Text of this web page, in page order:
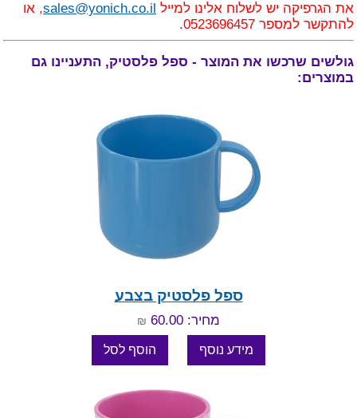
את הגרפיקה יש לשלוח אלינו למייל sales@yonich.co.il, או
להתקשר למספר 0523696457.
גולשים שרכשו את המוצר - ספל פלסטיק, התעניינו גם
במוצרים:
ספל פלסטיק בצבע
מחיר: 60.00 ₪